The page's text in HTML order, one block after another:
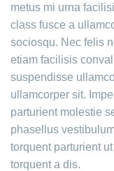
metus mi urna
class fusce a
sociosqu. Nec felis
etiam facilisis
suspendisse
ullamcorper sit.
parturient molestie
phasellus
torquent parturient
torquent a dis.